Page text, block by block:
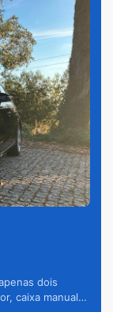
dois
caixa manual